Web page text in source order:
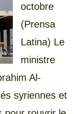
octobre
(Prensa
Latina) Le
ministre
Al-
syriennes et